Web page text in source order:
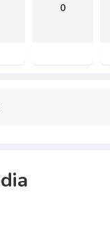
0